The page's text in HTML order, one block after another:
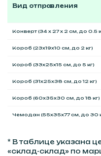
Вид отправления
Конверт (34 x 27 x 2 см, до 0.5
Короб (23x19x10 см, до 2 кг)
Короб (33x25x15 см, до 5 кг)
Короб (31x25x38 см, до 12 кг)
Короб (60x35x30 см, до 18 кг)
Чемодан (55x35x77 см, до 30
* В таблице указана
«склад-склад» по